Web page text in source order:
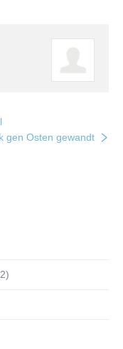
gen Osten gewandt